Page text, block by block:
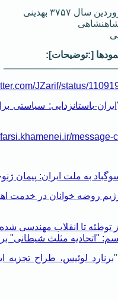
۳۷۵۷ بهدینی
[:توضیحات]:
JZarif/status/
ایران-باستانزدایی:
farsi.khamenei.ir/message-
به ملت ایران: پیمان
روضه خوانان در خدمت
از توطئه تا انقلاب مهندسی
"اتحادیه مثلث شیطانی"
برنارد لوئیس، طراح تجزیه